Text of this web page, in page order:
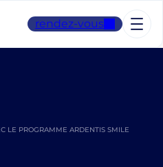
rendez-vous
LE PROGRAMME ARDENTIS SMILE